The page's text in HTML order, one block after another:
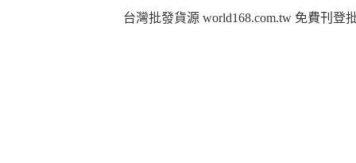
台灣批發貨源 world168.com.tw 免費刊登